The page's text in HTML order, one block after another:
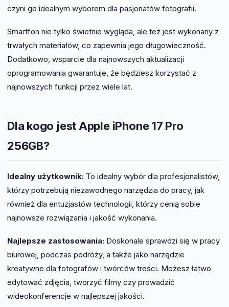
czyni go idealnym wyborem dla pasjonatów fotografii.
Smartfon nie tylko świetnie wygląda, ale też jest wykonany z
trwałych materiałów, co zapewnia jego długowieczność.
Dodatkowo, wsparcie dla najnowszych aktualizacji
oprogramowania gwarantuje, że będziesz korzystać z
najnowszych funkcji przez wiele lat.
Dla kogo jest Apple iPhone 17 Pro
256GB?
Idealny użytkownik: To idealny wybór dla profesjonalistów,
którzy potrzebują niezawodnego narzędzia do pracy, jak
również dla entuzjastów technologii, którzy cenią sobie
najnowsze rozwiązania i jakość wykonania.
Najlepsze zastosowania: Doskonale sprawdzi się w pracy
biurowej, podczas podróży, a także jako narzędzie
kreatywne dla fotografów i twórców treści. Możesz łatwo
edytować zdjęcia, tworzyć filmy czy prowadzić
wideokonferencje w najlepszej jakości.